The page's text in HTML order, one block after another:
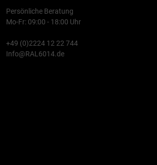
Persönliche Beratung
Mo-Fr: 09:00 - 18:00 Uhr
+49 (0)2224 12 22 744
Info@RAL6014.de